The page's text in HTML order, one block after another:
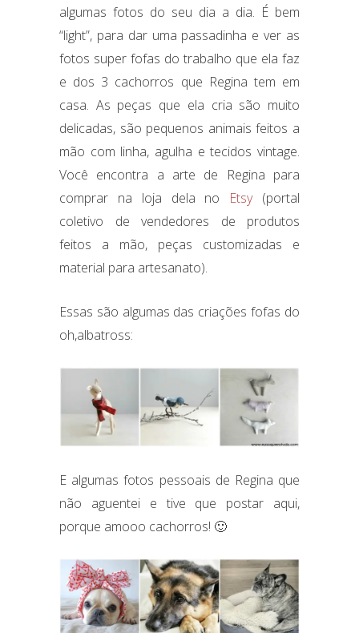
algumas fotos do seu dia a dia. É bem
“light”, para dar uma passadinha e ver as
fotos super fofas do trabalho que ela faz
e dos 3 cachorros que Regina tem em
casa. As peças que ela cria são muito
delicadas, são pequenos animais feitos a
mão com linha, agulha e tecidos vintage.
Você encontra a arte de Regina para
comprar na loja dela no Etsy(portal
coletivo de vendedores de produtos
feitos a mão, peças customizadas e
material para artesanato).
Essas são algumas das criações fofas do
oh,albatross:
E algumas fotos pessoais de Regina que
não aguentei e tive que postar aqui,
porque amooo cachorros! 🙂